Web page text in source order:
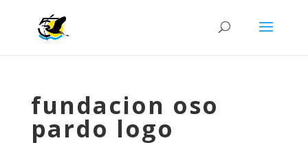
fundacion oso
pardo logo